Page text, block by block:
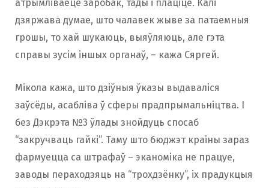
атрымліваеце заробак, тады і плаціце. Калі
дзяржава думае, што чалавек жыве за патаемныя
грошы, то хай шукаюць, выяўляюць, але гэта
справы зусім іншых органаў, – кажа Сяргей.
Мікола кажа, што дзіўныя ўказы выдаваліся
заўсёды, асабліва ў сферы прадпрымальніцтва. І
без Дэкрэта №3 ўлады знойдуць спосаб
“закручваць гайкі”. Таму што бюджэт краіны зараз
фармуецца са штрафаў – эканоміка не працуе,
заводы пераходзяць на “трохдзёнку”, іх прадукцыя